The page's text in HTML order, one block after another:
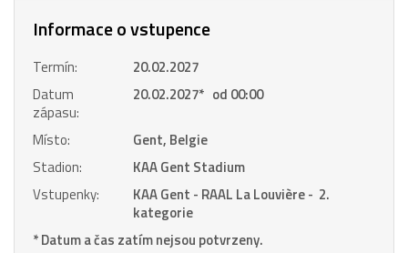
Informace o vstupence
Termín:
20.02.2027
Datum
zápasu:
20.02.2027* od 00:00
Místo:
Gent, Belgie
Stadion:
KAA Gent Stadium
Vstupenky:
KAA Gent - RAAL La Louvière - 2.
kategorie
* Datum a čas zatím nejsou potvrzeny.